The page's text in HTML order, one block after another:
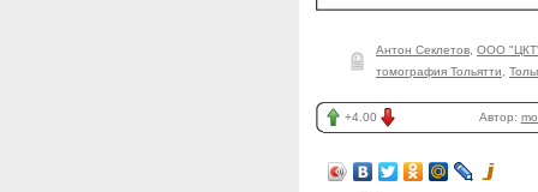
Антон Секлетов ООО
томография Тольятти
+4.00 Автор: